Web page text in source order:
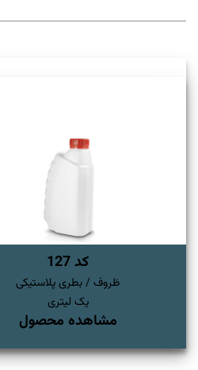
کد 127
ظروف / بطری پلاستیکی
یک لیتری
مشاهده محصول